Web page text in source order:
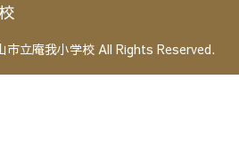
立庵我小学校 All Rights Reserved.